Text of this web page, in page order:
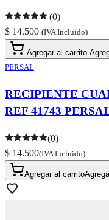
(0)
$ 14.500 (IVA Incluido)
Agregar al carrito
PERSAL
RECIPIENTE
REF 41743
(0)
$ 14.500(IVA Incluido)
Agregar al carrito